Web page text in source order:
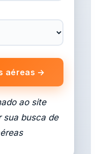
aéreas →
ao site
sua busca de